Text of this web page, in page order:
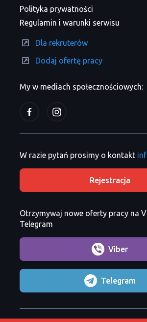
My w mediach społecznościowych:
Polityka prywatności
Regulamin i warunki serwisu
Dla rekruterów
Dodaj ofertę pracy
W razie pytań prosimy o kontakt
Rejestracja
Otrzymywaj nowe oferty pracy na
Telegram
Viber
Telegram